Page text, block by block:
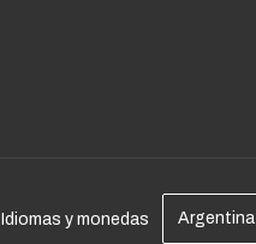
Idiomas y monedas